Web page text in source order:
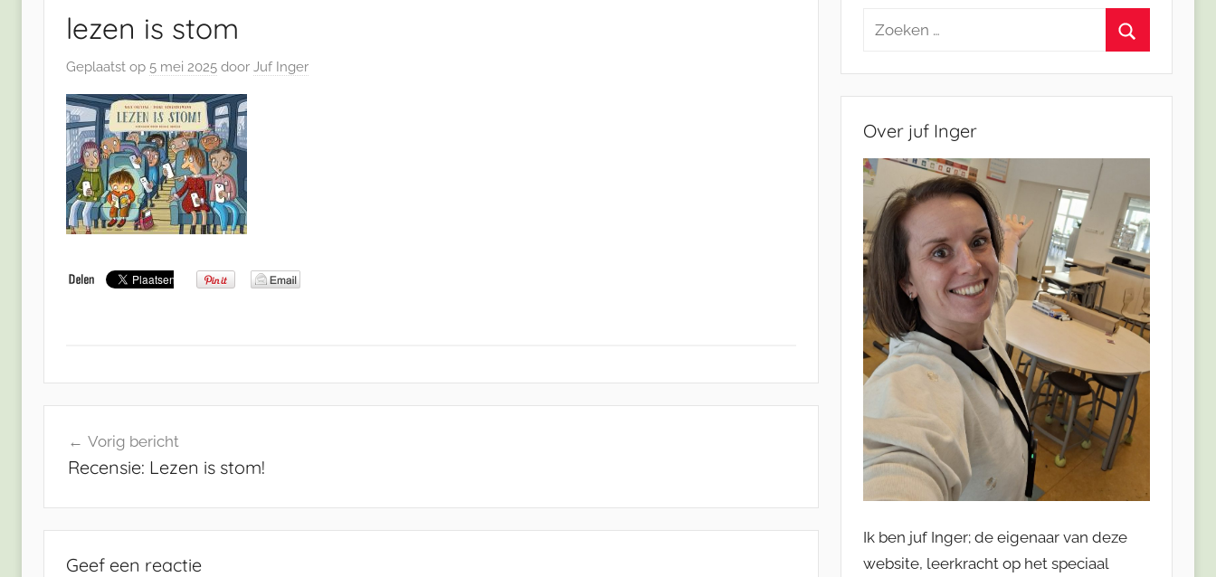
lezen is stom
Geplaatst op 5 mei 2025 door Juf Inger
navigatie
Vorig bericht
Recensie: Lezen is stom!
Geef een reactie
Zoeken
Over juf Inger
Ik ben juf Inger; de eigenaar van deze
website, leerkracht op het speciaal